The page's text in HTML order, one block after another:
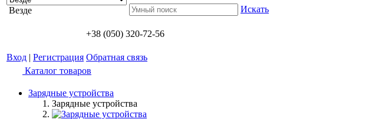
Везде Искать
+38 (050) 320-72-56
Вход | Регистрация Обратная связь
Каталог товаров
Зарядные устройства
Зарядные устройства